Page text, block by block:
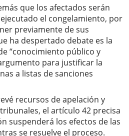
que los afectados serán
el congelamiento, por
previamente de sus
ha despertado debate es la
“conocimiento público y
para justificar la
a listas de sanciones
recursos de apelación y
el artículo 42 precisa
suspenderá los efectos de las
se resuelve el proceso.